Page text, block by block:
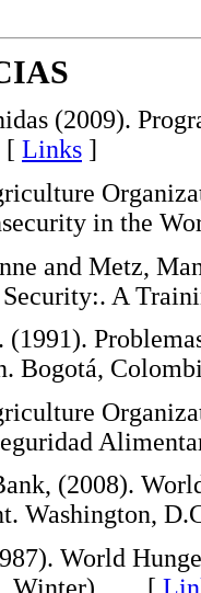
(2009).
[ Links ]
in the
and Metz,
Security:. A
(1991).
Bogotá,
(2008).
World